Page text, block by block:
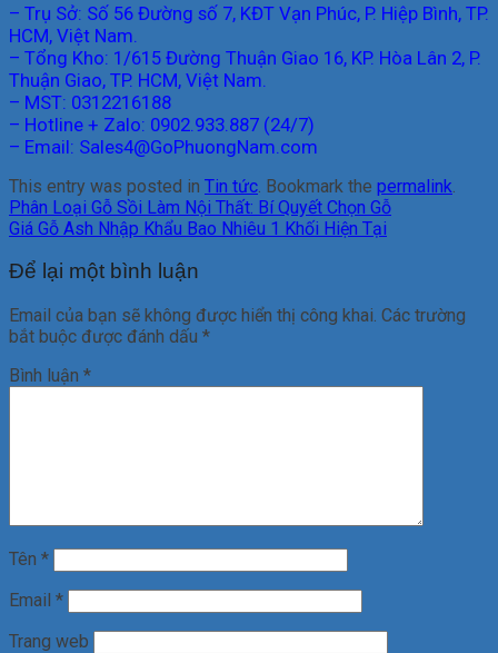
– Trụ Sở: Số 56 Đường số 7, KĐT Vạn Phúc, P. Hiệp Bình, TP.
HCM, Việt Nam.
– Tổng Kho: 1/615 Đường Thuận Giao 16, KP. Hòa Lân 2, P.
Thuận Giao, TP. HCM, Việt Nam.
– MST: 0312216188
– Hotline + Zalo: 0902.933.887 (24/7)
– Email: Sales4@GoPhuongNam.com
This entry was posted in Tin tức . Bookmark the permalink
Phân Loại Gỗ Sồi Làm Nội Thất: Bí Quyết Chọn Gỗ
Giá Gỗ Ash Nhập Khẩu Bao Nhiêu 1 Khối Hiện Tại
Để lại một bình luận
Email của bạn sẽ không được hiển thị công khai. Các trường
bắt buộc được đánh dấu *
Bình luận *
Tên *
Email *
Trang web